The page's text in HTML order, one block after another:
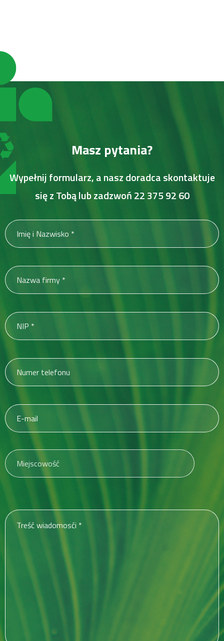
Masz pytania?
Wypełnij formularz, a nasz doradca skontaktuje
się z Tobą lub zadzwoń22 375 92 60